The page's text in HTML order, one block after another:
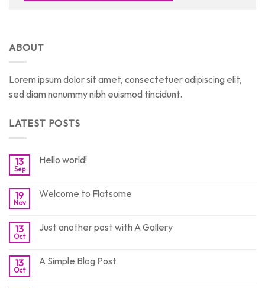
ABOUT
Lorem ipsum dolor sit amet, consectetuer adipiscing elit,
sed diam nonummy nibh euismod tincidunt.
LATEST POSTS
13
Sep
Hello world!
19
Nov
Welcome to Flatsome
13
Oct
Just another post with A Gallery
13
Oct
A Simple Blog Post